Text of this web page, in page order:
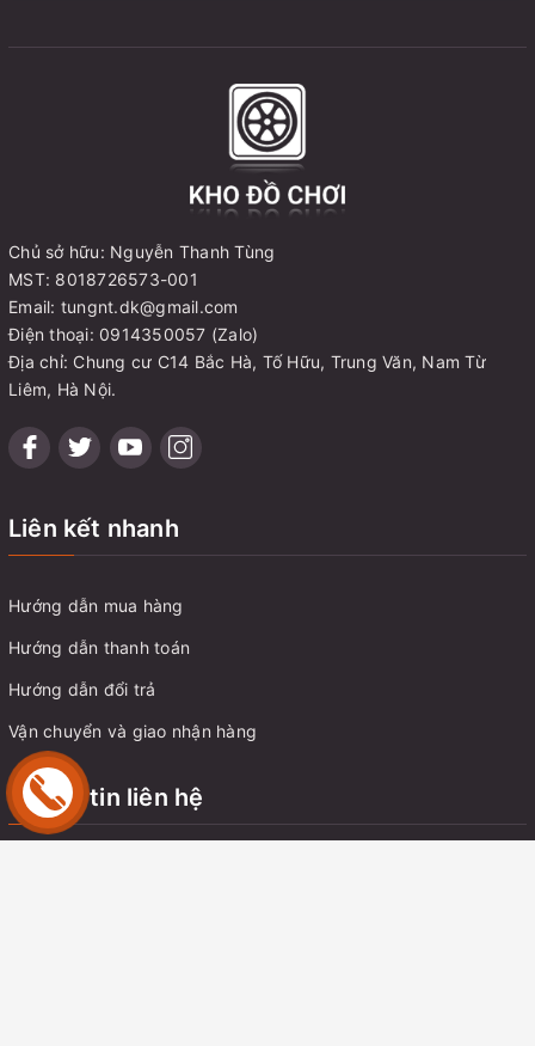
Chủ sở hữu: Nguyễn Thanh Tùng
MST: 8018726573-001
Email: tungnt.dk@gmail.com
Điện thoại: 0914350057 (Zalo)
Địa chỉ: Chung cư C14 Bắc Hà, Tố Hữu, Trung Văn, Nam Từ
Liêm, Hà Nội.
Liên kết nhanh
Hướng dẫn mua hàng
Hướng dẫn thanh toán
Hướng dẫn đổi trả
Vận chuyển và giao nhận hàng
Thông tin liên hệ